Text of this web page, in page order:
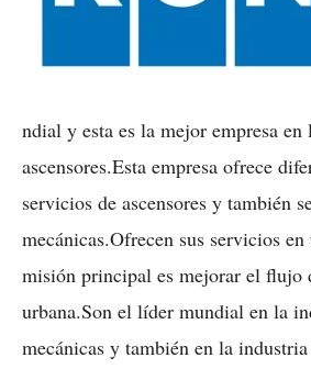
ndial y esta es la mejor empresa
ascensores.Esta empresa ofrece
servicios de ascensores y también
mecánicas.Ofrecen sus servicios
misión principal es mejorar el flujo
urbana.Son el líder mundial en la
mecánicas y también en la